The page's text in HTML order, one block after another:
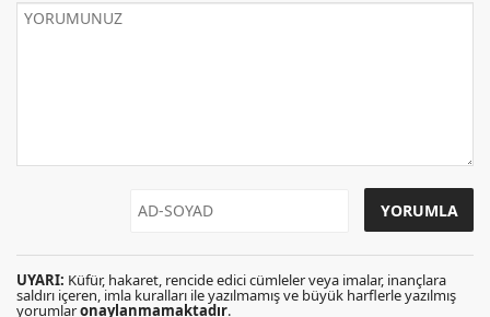
UYARI: Küfür, hakaret, rencide edici cümleler veya imalar, inançlara
saldırı içeren, imla kuralları ile yazılmamış ve büyük harflerle yazılmış
yorumlaronaylanmamaktadır.